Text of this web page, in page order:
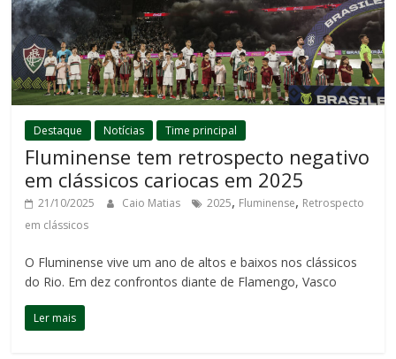
Destaque Notícias Time principal
Fluminense tem retrospecto negativo
em clássicos cariocas em 2025
21/10/2025 Caio Matias 2025, Fluminense, Retrospecto
em clássicos
O Fluminense vive um ano de altos e baixos nos clássicos
do Rio. Em dez confrontos diante de Flamengo, Vasco
Ler mais